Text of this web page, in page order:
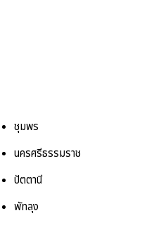
ชุมพร
นครศรีธรรมราช
ปัตตานี
พัทลุง